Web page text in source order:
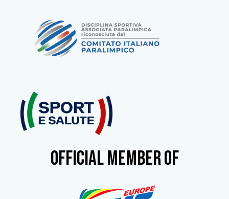
OFFICIAL MEMBER OF